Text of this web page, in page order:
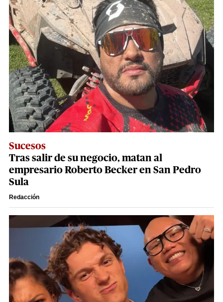
Sucesos
Tras salir de su negocio, matan al
empresario Roberto Becker en San Pedro
Sula
Redacción